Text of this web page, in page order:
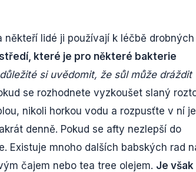
lidé ji používají k léčbě
které je pro některé bakterie
si uvědomit, že sůl může dráždit
se rozhodnete vyzkoušet slaný
nikoli horkou vodu a rozpusťte v ní
denně. Pokud se afty nezlepší do
Existuje mnoho dalších babských rad
čajem nebo tea tree olejem. Je však